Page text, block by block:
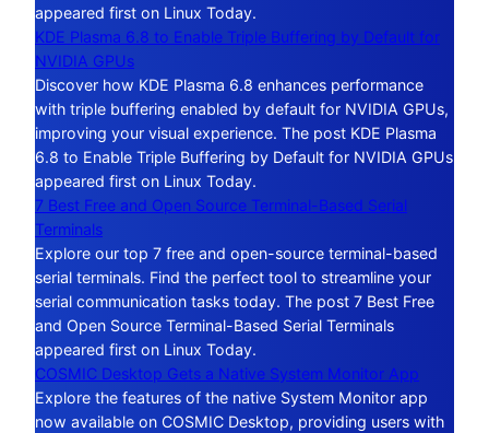
appeared first on Linux Today.
KDE Plasma 6.8 to Enable Triple Buffering by Default for
NVIDIA GPUs
Discover how KDE Plasma 6.8 enhances performance
with triple buffering enabled by default for NVIDIA GPUs,
improving your visual experience. The post KDE Plasma
6.8 to Enable Triple Buffering by Default for NVIDIA GPUs
appeared first on Linux Today.
7 Best Free and Open Source Terminal-Based Serial
Terminals
Explore our top 7 free and open-source terminal-based
serial terminals. Find the perfect tool to streamline your
serial communication tasks today. The post 7 Best Free
and Open Source Terminal-Based Serial Terminals
appeared first on Linux Today.
COSMIC Desktop Gets a Native System Monitor App
Explore the features of the native System Monitor app
now available on COSMIC Desktop, providing users with